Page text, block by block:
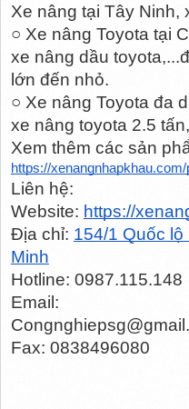
Xe nâng tại Tây
○ Xe nâng Toyota tại
xe nâng dầu
lớn đến nhỏ.
○ Xe nâng Toyota đa
xe nâng toyota 2.5
Xem thêm các sản
https://
Liên hệ:
Website: https://
Địa chỉ: 154/1 Quốc
Minh
Hotline: 0987.115.148
Email:
Fax: 0838496080